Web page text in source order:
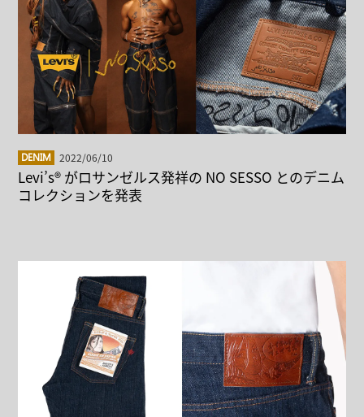
DENIM 2022/06/10
Levi’s® がロサンゼルス発祥の NO SESSO とのデニム
コレクションを発表